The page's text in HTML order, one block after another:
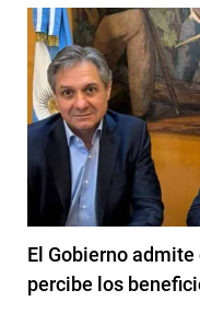
El Gobierno
percibe los